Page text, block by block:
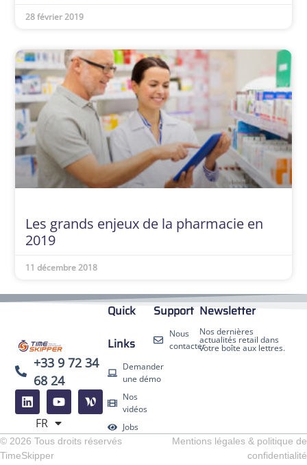
28 février 2019
Les grands enjeux de la pharmacie en
2019
11 décembre 2018
+33 9 72 34
68 24
FR
EN
DE
Quick
Links
Demander
une démo
Nos
vidéos
Jobs
Support
Nous
contacter
Newsletter
Nos dernières
actualités retail dans
votre boîte aux lettres.
© 2026 Tous droits réservés
TimeSkipper
Mentions légales & politique de
confidentialité